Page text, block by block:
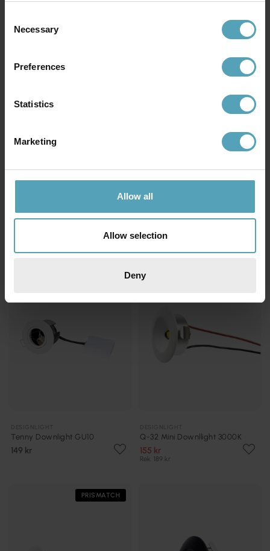
Selection
Necessary
Preferences
Statistics
Marketing
Allow all
Allow selection
Deny
189 kr
D-007 Downlight 1800-3000K
549 kr
Tenny Downlight GU10
149 kr
Q-32 Mini Downllight 3000K
155 kr
Rek. 189 kr
PRISMATCH